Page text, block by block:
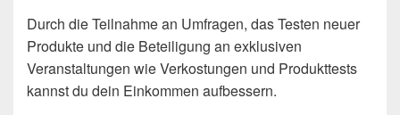
Durch die Teilnahme an Umfragen, das Testen neuer
Produkte und die Beteiligung an exklusiven
Veranstaltungen wie Verkostungen und Produkttests
kannst du dein Einkommen aufbessern.